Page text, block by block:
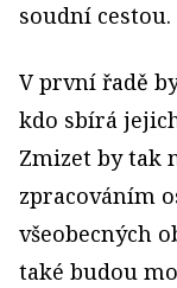
soudní cestou.
V první řadě
kdo sbírá
Zmizet by tak
zpracováním
všeobecných
také budou